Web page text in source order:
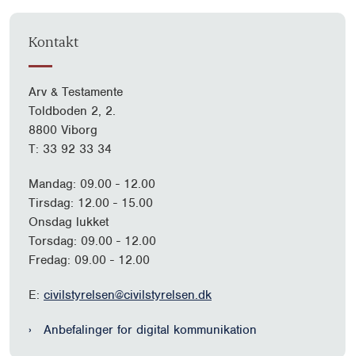
Kontakt
Arv & Testamente
Toldboden 2, 2.
8800 Viborg
T: 33 92 33 34
Mandag: 09.00 - 12.00
Tirsdag: 12.00 - 15.00
Onsdag lukket
Torsdag: 09.00 - 12.00
Fredag: 09.00 - 12.00
E: civilstyrelsen@civilstyrelsen.dk
Anbefalinger for digital kommunikation